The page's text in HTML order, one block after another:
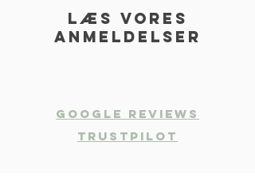
læs vores
anmeldelser
Google Reviews
Trustpilot